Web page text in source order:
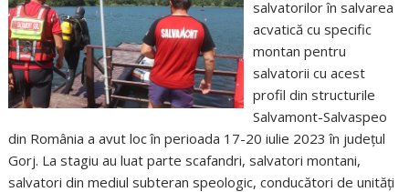
salvatorilor în salvarea
acvatică cu specific
montan pentru
salvatorii cu acest
profil din structurile
Salvamont-Salvaspeo
din România a avut loc în perioada 17-20 iulie 2023 în județul
Gorj. La stagiu au luat parte scafandri, salvatori montani,
salvatori din mediul subteran speologic, conducători de unități